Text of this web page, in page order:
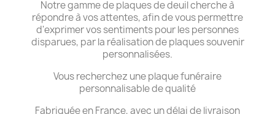
Notre gamme de plaques de deuil cherche à
répondre à vos attentes, afin de vous permettre
d'exprimer vos sentiments pour les personnes
disparues, par la réalisation de plaques souvenir
personnalisées.
Vous recherchez une plaque funéraire
personnalisable de qualité
Fabriquée en France, avec un délai de livraison